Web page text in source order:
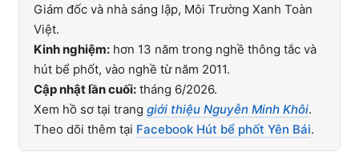
Giám đốc và nhà sáng lập, Môi Trường Xanh Toàn
Việt.
Kinh nghiệm: hơn 13 năm trong nghề thông tắc và
hút bể phốt, vào nghề từ năm 2011.
Cập nhật lần cuối: tháng 6/2026.
Xem hồ sơ tại trang giới thiệu Nguyễn Minh Khôi.
Theo dõi thêm tại Facebook Hút bể phốt Yên Bái.